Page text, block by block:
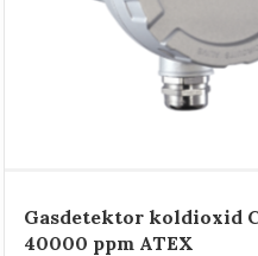
Gasdetektor koldioxid
40000 ppm ATEX